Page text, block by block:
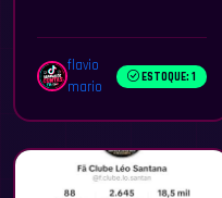
flavio
mario
ESTOQUE: 1